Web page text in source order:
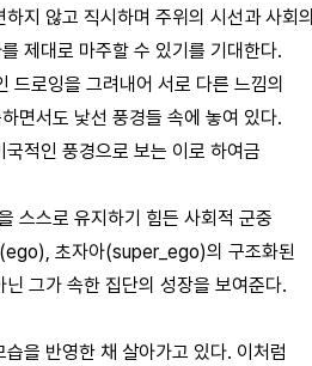
지 않고 직시하며 주위의 시선과 사회의
제대로 마주할 수 있기를 기대한다.
드로잉을 그려내어 서로 다른 느낌의
면서도 낯선 풍경들 속에 놓여 있다.
적인 풍경으로 보는 이로 하여금
스스로 유지하기 힘든 사회적 군중
초자아(super_ego)의 구조화된
그가 속한 집단의 성장을 보여준다.
을 반영한 채 살아가고 있다. 이처럼